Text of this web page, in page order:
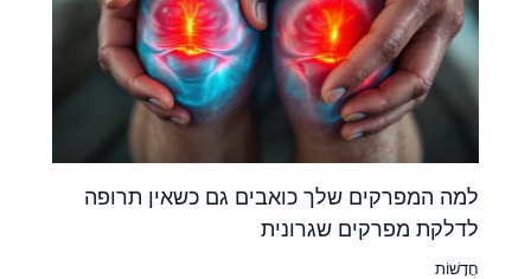
למה המפרקים שלך כואבים גם כשאין תרופה
לדלקת מפרקים שגרונית
חֲדָשׁוֹת